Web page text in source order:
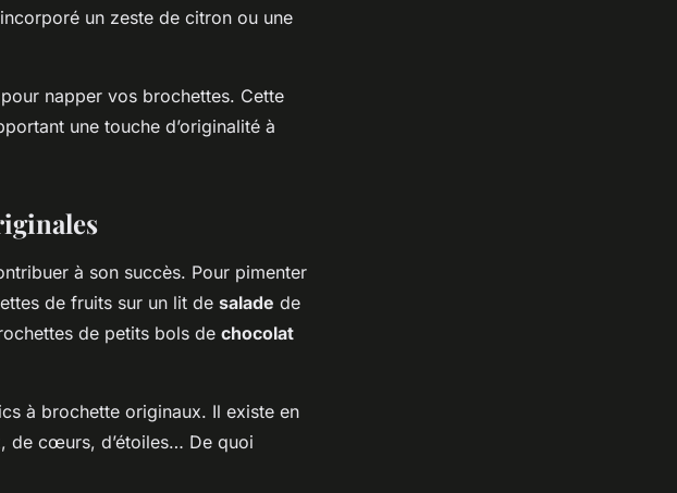
un zeste de citron ou une
napper vos brochettes. Cette
une touche d’originalité à
à son succès. Pour pimenter
de fruits sur un lit de salade de
de petits bols de chocolat
à brochette originaux. Il existe en
de cœurs, d’étoiles… De quoi